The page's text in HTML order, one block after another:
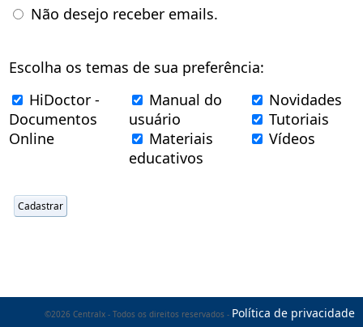
Não desejo receber emails.
Escolha os temas de sua preferência:
HiDoctor -
Documentos
Online
Manual do
usuário
Materiais
educativos
Novidades
Tutoriais
Vídeos
©2026 Centralx - Todos os direitos reservados - Política de privacidade